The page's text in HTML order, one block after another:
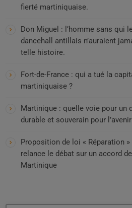
fierté martiniquaise.
Don Miguel : l’homme sans qui
dancehall antillais n’auraient
telle histoire.
Fort-de-France : qui a tué la
martiniquaise ?
Martinique : quelle voie pour un
durable et souverain pour
Proposition de loi « Réparation »
relance le débat sur un accord
Martinique